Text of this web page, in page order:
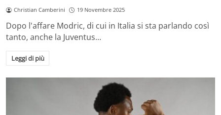
Christian Camberini 19 Novembre 2025
Dopo l'affare Modric, di cui in Italia si sta parlando così
tanto, anche la Juventus…
Leggi di più